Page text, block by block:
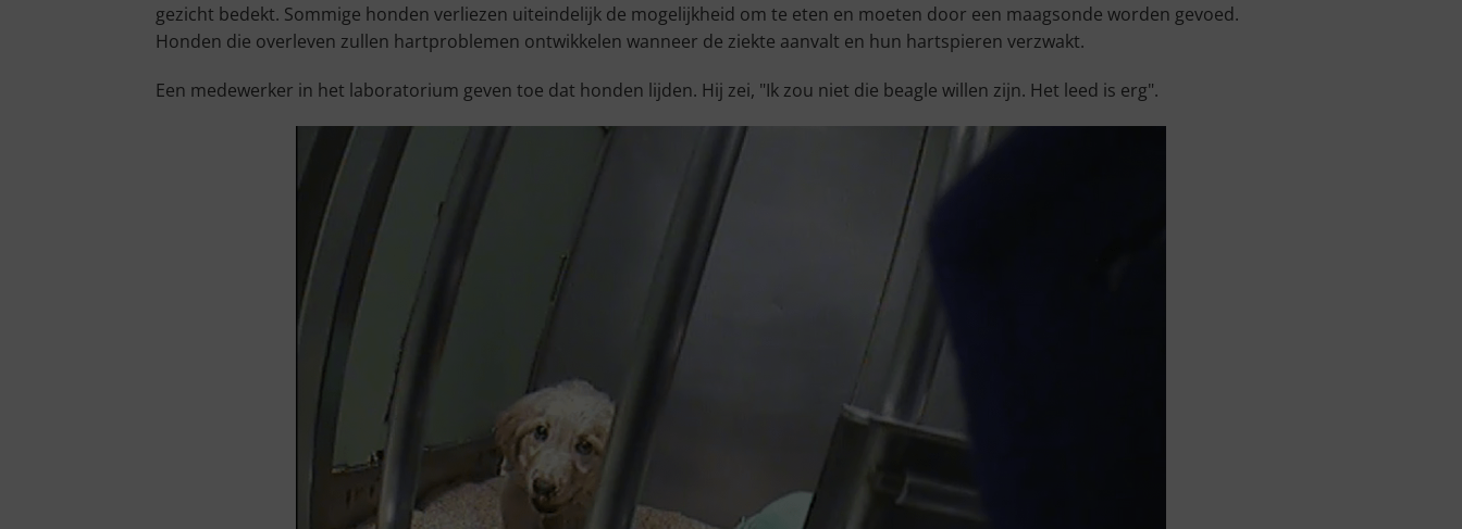
gezicht bedekt. Sommige honden verliezen uiteindelijk de mogelijkheid om te eten en moeten door een maagsonde worden gevoed.
Honden die overleven zullen hartproblemen ontwikkelen wanneer de ziekte aanvalt en hun hartspieren verzwakt.
Een medewerker in het laboratorium geven toe dat honden lijden. Hij zei, "Ik zou niet die beagle willen zijn. Het leed is erg".